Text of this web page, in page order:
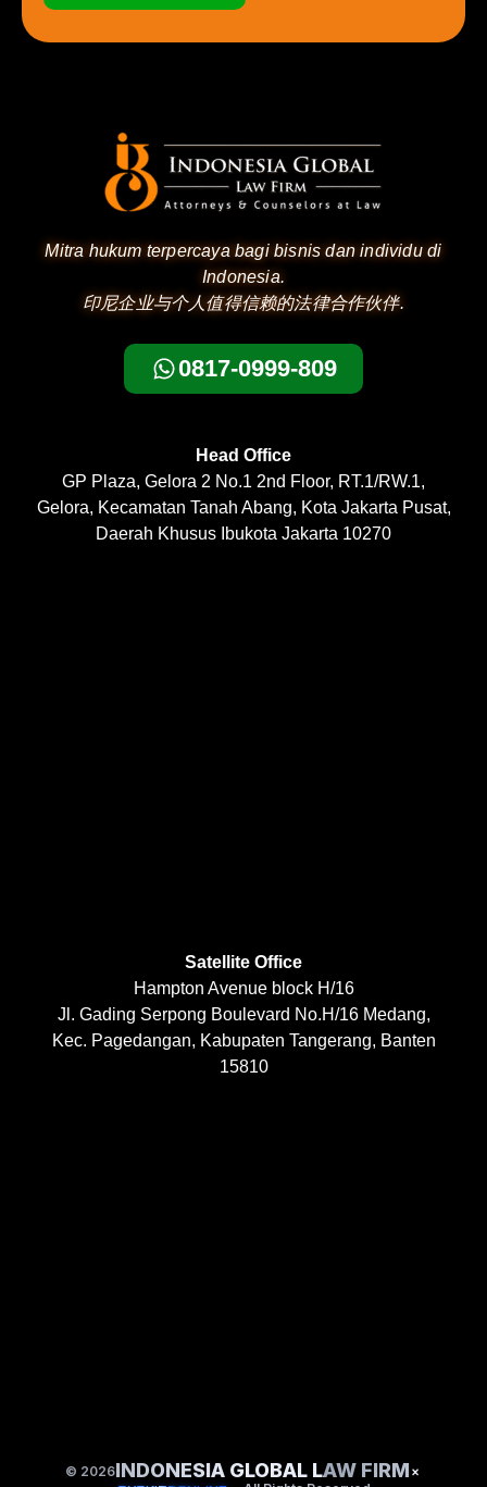
Mitra hukum terpercaya bagi bisnis dan individu di
Indonesia.
印尼企业与个人值得信赖的法律合作伙伴.
0817-0999-809
Head Office
GP Plaza, Gelora 2 No.1 2nd Floor, RT.1/RW.1,
Gelora, Kecamatan Tanah Abang, Kota Jakarta Pusat,
Daerah Khusus Ibukota Jakarta 10270
Satellite Office
Hampton Avenue block H/16
Jl. Gading Serpong Boulevard No.H/16 Medang,
Kec. Pagedangan, Kabupaten Tangerang, Banten
15810
© 2026INDONESIA GLOBAL LAW FIRM ×